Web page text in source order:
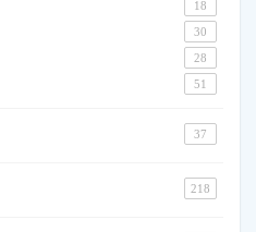
18
30
28
51
37
218